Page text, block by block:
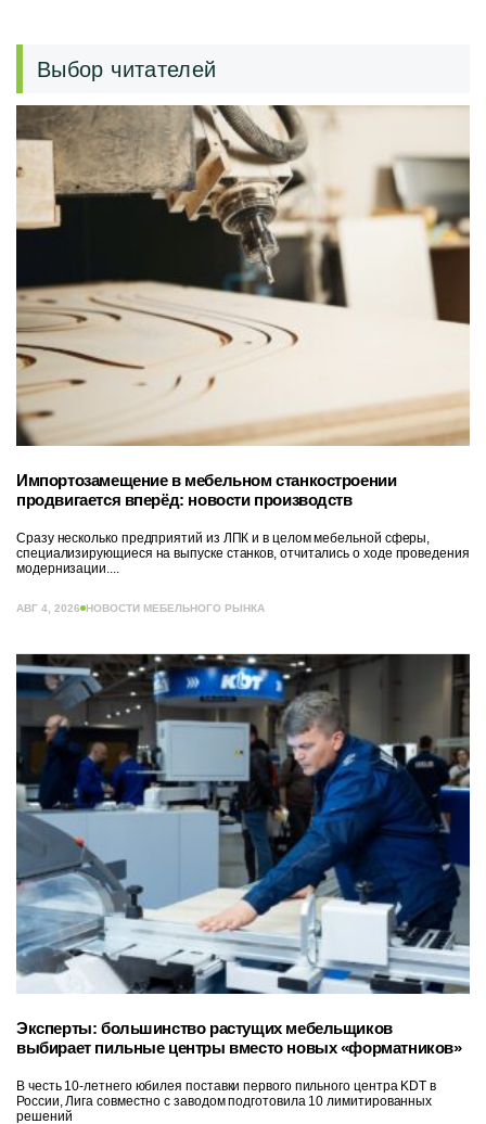
Выбор читателей
Импортозамещение в мебельном станкостроении
продвигается вперёд: новости производств
Сразу несколько предприятий из ЛПК и в целом мебельной сферы,
специализирующиеся на выпуске станков, отчитались о ходе проведения
модернизации....
АВГ 4, 2026 НОВОСТИ МЕБЕЛЬНОГО РЫНКА
Эксперты: большинство растущих мебельщиков
выбирает пильные центры вместо новых «форматников»
В честь 10-летнего юбилея поставки первого пильного центра KDT в
России, Лига совместно с заводом подготовила 10 лимитированных
решений